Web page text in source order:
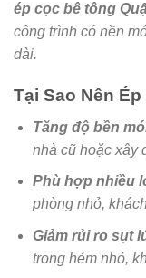
ép cọc bê tông
công trình có nền
dài.
Tại Sao Nên
Tăng độ bền
nhà cũ hoặc xây
Phù hợp nhiều
phòng nhỏ,
Giảm rủi ro sụt
trong hẻm nhỏ,